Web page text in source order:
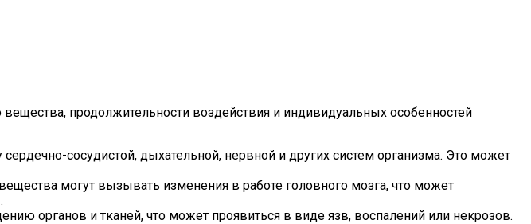
продолжительности воздействия и индивидуальных особенностей
сердечно-сосудистой, дыхательной, нервной и других систем организма. Это может
могут вызывать изменения в работе головного мозга, что может
органов и тканей, что может проявиться в виде язв, воспалений или некрозов.